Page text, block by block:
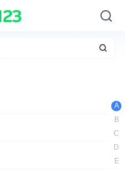
A
B
C
D
E